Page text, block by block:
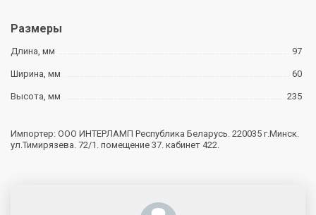
Размеры
Длина, мм 97
Ширина, мм 60
Высота, мм 235
Импортер: ООО ИНТЕРЛАМП Республика Беларусь. 220035 г.Минск.
ул.Тимирязева. 72/1. помещение 37. кабинет 422.